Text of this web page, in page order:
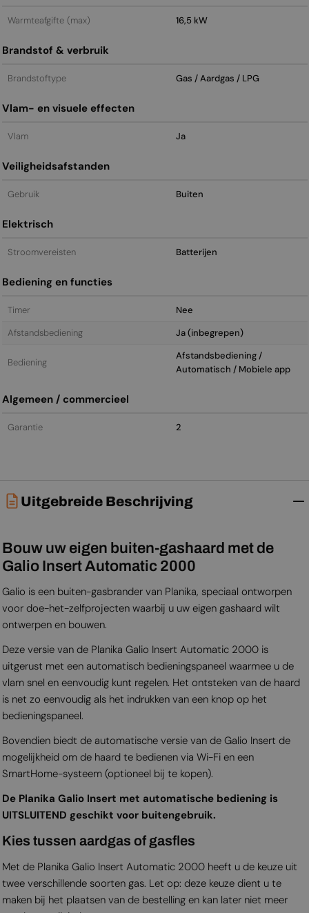
Warmteafgifte (max) 16,5 kW
Brandstof & verbruik
Brandstoftype Gas / Aardgas / LPG
Vlam- en visuele effecten
Vlam Ja
Veiligheidsafstanden
Gebruik Buiten
Elektrisch
Stroomvereisten Batterijen
Bediening en functies
Timer
Nee
Afstandsbediening
Ja (inbegrepen)
Bediening
Afstandsbediening /
Automatisch / Mobiele app
Algemeen / commercieel
Garantie 2
Uitgebreide Beschrijving
Bouw uw eigen buiten-gashaard met de
Galio Insert Automatic 2000
Galio is een buiten-gasbrander van Planika, speciaal ontworpen
voor doe-het-zelfprojecten waarbij u uw eigen gashaard wilt
ontwerpen en bouwen.
Deze versie van de Planika Galio Insert Automatic 2000 is
uitgerust met een automatisch bedieningspaneel waarmee u de
vlam snel en eenvoudig kunt regelen. Het ontsteken van de haard
is net zo eenvoudig als het indrukken van een knop op het
bedieningspaneel.
Bovendien biedt de automatische versie van de Galio Insert de
mogelijkheid om de haard te bedienen via Wi-Fi en een
SmartHome-systeem (optioneel bij te kopen).
De Planika Galio Insert met automatische bediening is
UITSLUITEND geschikt voor buitengebruik.
Kies tussen aardgas of gasfles
Met de Planika Galio Insert Automatic 2000 heeft u de keuze uit
twee verschillende soorten gas. Let op: deze keuze dient u te
maken bij het plaatsen van de bestelling en kan later niet meer